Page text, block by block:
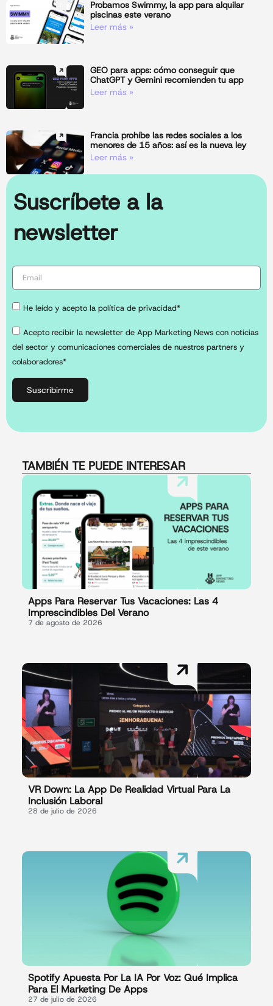
Probamos Swimmy, la app para alquilar
piscinas este verano
Leer más »
GEO para apps: cómo conseguir que
ChatGPT y Gemini recomienden tu app
Leer más »
Francia prohíbe las redes sociales a los
menores de 15 años: así es la nueva ley
Leer más »
Suscríbete a la
newsletter
He leído y acepto la política de privacidad*
Acepto recibir la newsletter de App Marketing News con noticias
del sector y comunicaciones comerciales de nuestros partners y
colaboradores*
Suscribirme
TAMBIÉN TE PUEDE INTERESAR
Apps Para Reservar Tus Vacaciones: Las 4
Imprescindibles Del Verano
7 de agosto de 2026
VR Down: La App De Realidad Virtual Para La
Inclusión Laboral
28 de julio de 2026
Spotify Apuesta Por La IA Por Voz: Qué Implica
Para El Marketing De Apps
27 de julio de 2026